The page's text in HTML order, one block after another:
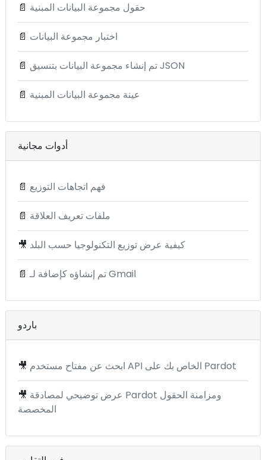
📄 حقول مجموعة البيانات المبنية
📄 اختبار مجموعة البيانات
📄 تم إنشاء مجموعة البيانات بتنسيق JSON
📄 عينة مجموعة البيانات المبنية
أدوات مجانية
📄 فهم اتجاهات التوزيع
📄 ملفات تعريف العلاقة
🎥 كيفية عرض توزيع التكنولوجيا حسب البلد
📄 تم إنشاؤه كإضافة لـ Gmail
باردو
🎥 ابحث عن مفتاح مستخدم API الخاص بك على Pardot
🎥 عرض توضيحي لمصادقة Pardot ومزامنة الحقول
المخصصة